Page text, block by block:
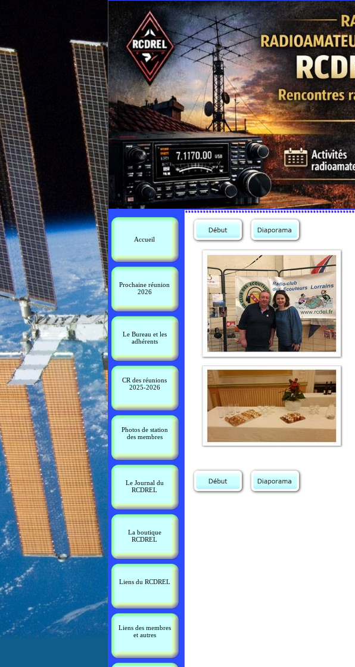
Accueil
Prochaine réunion
2026
Le Bureau et les
adhérents
CR des réunions
2025-2026
Photos de station
des membres
Le Journal du
RCDREL
La boutique
RCDREL
Liens du RCDREL
Liens des membres
et autres